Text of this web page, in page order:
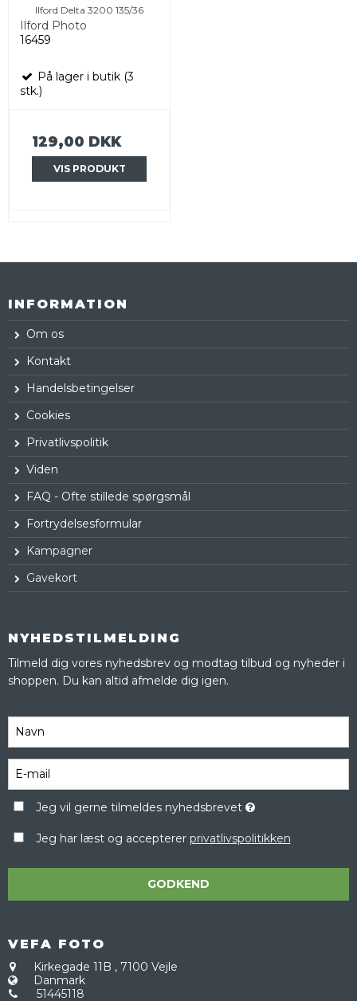
Ilford Delta 3200 135/36
Ilford Photo
16459
På lager i butik (3
stk.)
129,00 DKK
VIS PRODUKT
INFORMATION
Om os
Kontakt
Handelsbetingelser
Cookies
Privatlivspolitik
Viden
FAQ - Ofte stillede spørgsmål
Fortrydelsesformular
Kampagner
Gavekort
NYHEDSTILMELDING
Tilmeld dig vores nyhedsbrev og modtag tilbud og nyheder i
shoppen. Du kan altid afmelde dig igen.
Jeg vil gerne tilmeldes nyhedsbrevet
Jeg har læst og accepterer privatlivspolitikken
GODKEND
VEFA FOTO
Kirkegade 11B , 7100 Vejle
Danmark
51445118